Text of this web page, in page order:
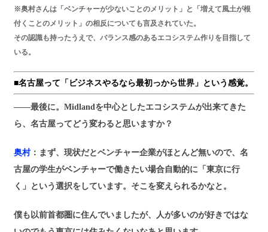
※奥村さんは「ベンチャーが少ないことのメリット」と「増えて風土が根
付くことのメリット」の相反についても言及されていた。
その認識も持ったうえで、バランス感のあるエコシステム作りを目指して
いる。
■名古屋って「ビジネスやるなら最初っから世界」という感覚。
――最後に。Midlandを中心としたエコシステムが出来てきた
ら、名古屋ってどう変わると思いますか？
奥村：まず、現状だとベンチャー企業がほとんど無いので、名
古屋の学生がベンチャーで働きたい場合自動的に「東京に行
く」という選択をしています。そこを変えられるかなと。
僕も以前首都圏に住んでいましたが、人が多いのが好きではな